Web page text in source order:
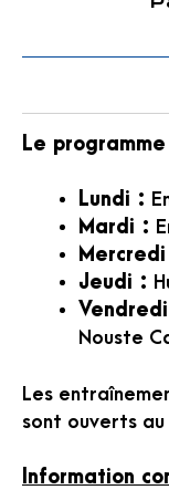
Le
Lundi :
Mardi :
Jeudi :
Nouste
Les
sont ouverts
Information